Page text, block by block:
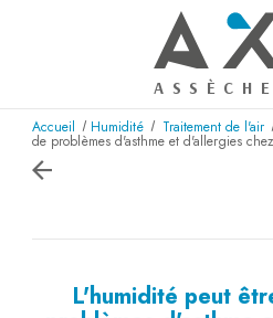
Accueil Humidité Traitement de l'air
de problèmes d'asthme et d'allergies
L'humidité peut